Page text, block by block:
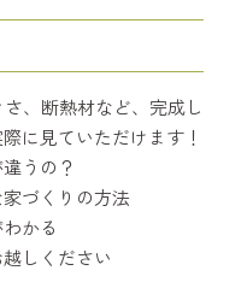
、断熱材など、完成し
に見ていただけます！
うの？
づくりの方法
かる
しください